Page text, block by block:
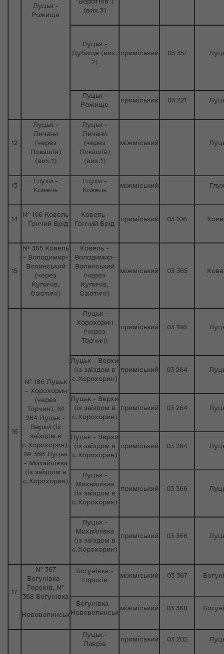
Луцьк -
Рожище
(вих.3)
Луцьк -
Дубище (вих.
2)
приміський 03 357
Луцьк -
Рожище
приміський 03 221
12
Луцьк -
Личани
(через
Покашів)
(вих.1)
Луцьк -
Личани
(через
Покашів)
(вих.1)
міжміський
13
Глухи -
Ковель
Глухи -
Ковель
міжміський
14
№ 106 Ковель
- Гончий Брід
Ковель -
Гончий Брід
приміський 03 106
15
№ 365 Ковель
- Володимир-
Волинський
(через
Купичів,
Озютичі)
Ковель -
Володимир-
Волинський
(через
Купичів,
Озютичі)
міжміський 03 365
16
№ 186 Луцьк
– Хорохорин
(через
Торчин), №
264 Луцьк -
Верхи (із
заїздом в
с.Хорохорин),
№ 366 Луцьк
- Михайлівка
(із заїздом в
с.Хорохорин)
Луцьк –
Хорохорин
(через
Торчин)
приміський 03 186
Луцьк - Верхи
(із заїздом в
с.Хорохорин)
приміський 03 264
Луцьк - Верхи
(із заїздом в
с.Хорохорин)
приміський 03 264
Луцьк - Верхи
(із заїздом в
с.Хорохорин)
приміський 03 264
Луцьк -
Михайлівка
(із заїздом в
с.Хорохорин)
приміський 03 366
Луцьк -
Михайлівка
(із заїздом в
с.Хорохорин)
приміський 03 366
17
№ 367
Богунівка -
Горохів, №
368 Богунівка
-
Нововолинськ
Богунівка -
Горохів
міжміський 03 367
Богунівка -
Нововолинськ
міжміський 03 368
Луцьк -
Лаврів
приміський 03 202